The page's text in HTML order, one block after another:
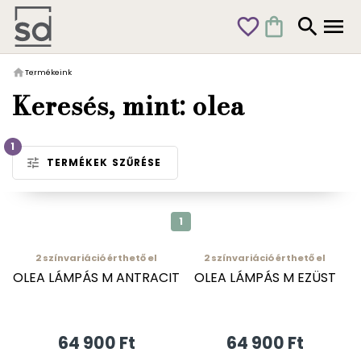
favorite_outline shopping_bag search menu
homeTermékeink
Keresés, mint: olea
tune TERMÉKEK SZŰRÉSE
1
1
2színvariáció érthető el
OLEA LÁMPÁS M ANTRACIT
64 900 Ft
2színvariáció érthető el
OLEA LÁMPÁS M EZÜST
64 900 Ft